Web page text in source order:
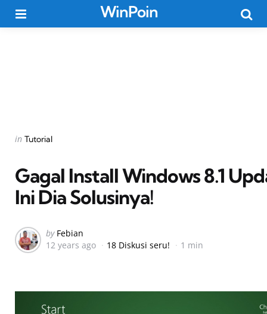
WinPoin
Categories
Posted
in Tutorial
Gagal Install Windows 8.1
Ini Dia Solusinya!
Posted
by
by Febian
12 years ago
18 Diskusi seru! 1 min